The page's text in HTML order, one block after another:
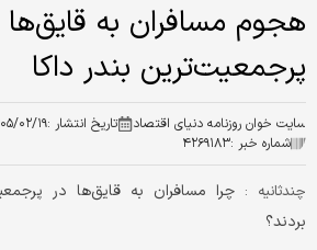
هجوم مسافران به قایق‌ها
پرجمعیت‌ترین بندر داکا
سایت خوان روزنامه دنیای اقتصاد تاریخ انتشار :۱۴۰۵/۰۲/۱۹
شماره خبر :۴۲۶۹۱۸۳
چندثانیه : چرا مسافران به قایق‌ها در
بردند؟